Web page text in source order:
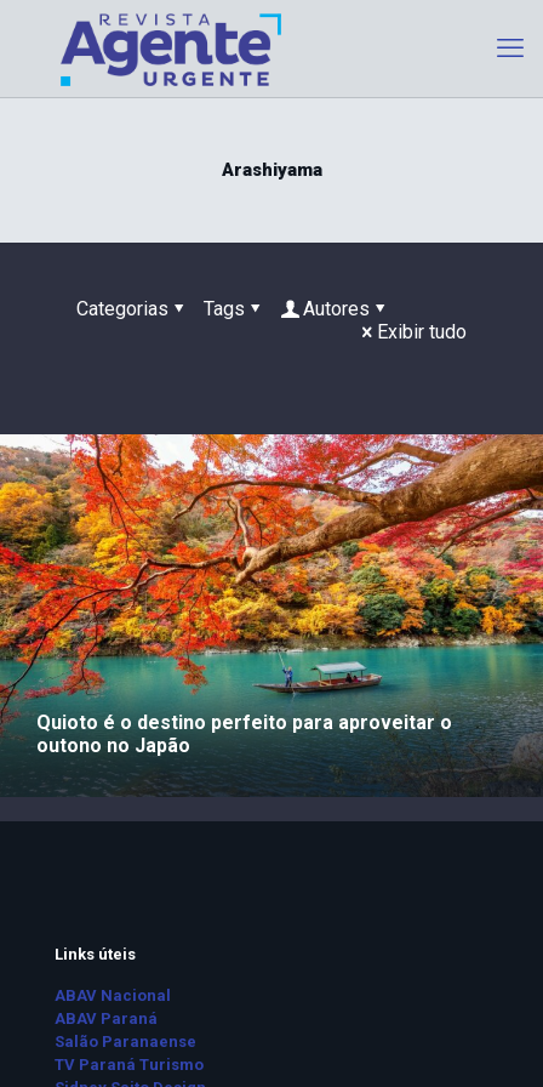
Arashiyama
Categorias Tags
Autores
Exibir tudo
Quioto é o destino perfeito para aproveitar o
outono no Japão
Links úteis
ABAV Nacional
ABAV Paraná
Salão Paranaense
TV Paraná Turismo